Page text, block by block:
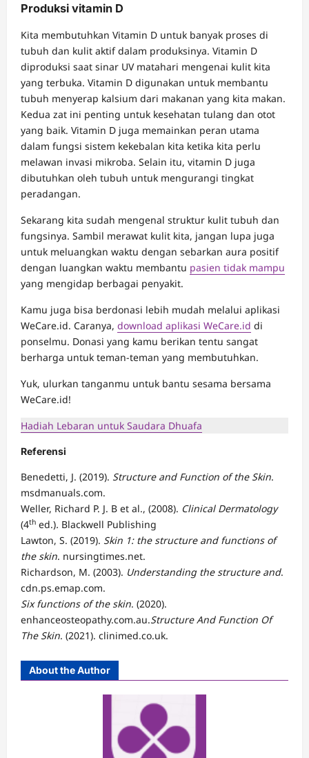
Produksi vitamin D
Kita membutuhkan Vitamin D untuk banyak proses di
tubuh dan kulit aktif dalam produksinya. Vitamin D
diproduksi saat sinar UV matahari mengenai kulit kita
yang terbuka. Vitamin D digunakan untuk membantu
tubuh menyerap kalsium dari makanan yang kita makan.
Kedua zat ini penting untuk kesehatan tulang dan otot
yang baik. Vitamin D juga memainkan peran utama
dalam fungsi sistem kekebalan kita ketika kita perlu
melawan invasi mikroba. Selain itu, vitamin D juga
dibutuhkan oleh tubuh untuk mengurangi tingkat
peradangan.
Sekarang kita sudah mengenal struktur kulit tubuh dan
fungsinya. Sambil merawat kulit kita, jangan lupa juga
untuk meluangkan waktu dengan sebarkan aura positif
dengan luangkan waktu membantu pasien tidak mampu
yang mengidap berbagai penyakit.
Kamu juga bisa berdonasi lebih mudah melalui aplikasi
WeCare.id. Caranya, download aplikasi WeCare.id di
ponselmu. Donasi yang kamu berikan tentu sangat
berharga untuk teman-teman yang membutuhkan.
Yuk, ulurkan tanganmu untuk bantu sesama bersama
WeCare.id!
Hadiah Lebaran untuk Saudara Dhuafa
Referensi
Benedetti, J. (2019). Structure and Function of the Skin.
msdmanuals.com.
Weller, Richard P. J. B et al., (2008). Clinical Dermatology
(4th ed.). Blackwell Publishing
Lawton, S. (2019). Skin 1: the structure and functions of
the skin. nursingtimes.net.
Richardson, M. (2003). Understanding the structure and.
cdn.ps.emap.com.
Six functions of the skin. (2020).
enhanceosteopathy.com.au.Structure And Function Of
The Skin. (2021). clinimed.co.uk.
About the Author